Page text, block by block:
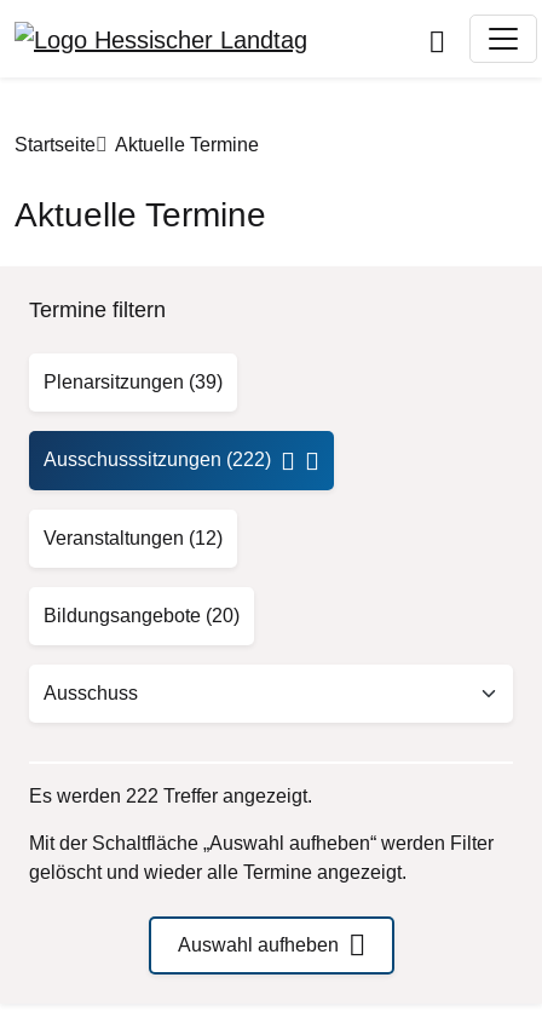
Pfadnavigation
Startseite Aktuelle Termine
Aktuelle Termine
Termine filtern
Plenarsitzungen (39)
Ausschusssitzungen (222)
Veranstaltungen (12)
Bildungsangebote (20)
Es werden 222 Treffer angezeigt.
Mit der Schaltfläche „Auswahl aufheben“ werden Filter
gelöscht und wieder alle Termine angezeigt.
Auswahl aufheben